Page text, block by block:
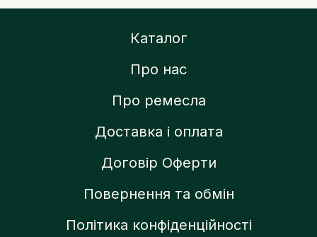
Каталог
Про нас
Про ремесла
Доставка і оплата
Договір Оферти
Повернення та обмін
Політика конфіденційності